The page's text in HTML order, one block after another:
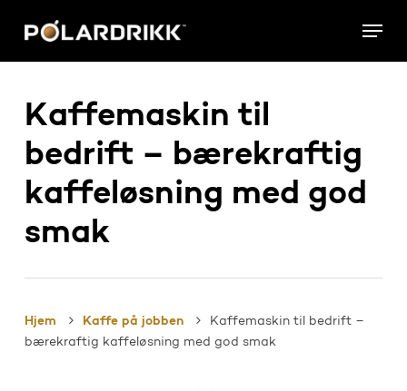
main
Menu
Kaffemaskin til
bedrift – bærekraftig
kaffeløsning med god
smak
Hjem Kaffe på jobben
Kaffemaskin til bedrift –
bærekraftig kaffeløsning med god smak